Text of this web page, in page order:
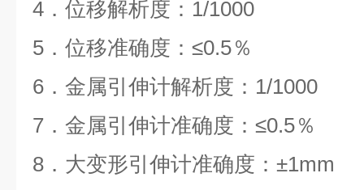
4 ．位移解析度： 1/1000
5 ．位移准确度： ≤0.5％
6 ．金属引伸计解析度： 1/1000
7 ．金属引伸计准确度： ≤0.5％
8 ．大变形引伸计准确度： ±1mm